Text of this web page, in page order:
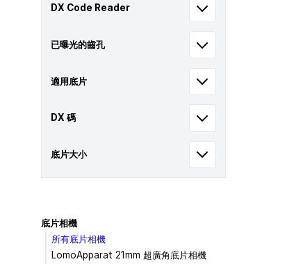
DX Code Reader
已曝光的齒孔
適用底片
DX 碼
底片大小
底片相機
所有底片相機
LomoApparat 21mm 超廣角底片相機